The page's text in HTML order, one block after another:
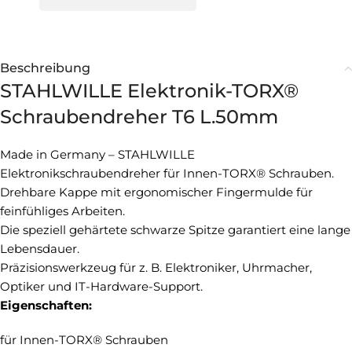
Beschreibung
STAHLWILLE Elektronik-TORX®
Schraubendreher T6 L.50mm
Made in Germany – STAHLWILLE
Elektronikschraubendreher für Innen-TORX® Schrauben.
Drehbare Kappe mit ergonomischer Fingermulde für
feinfühliges Arbeiten.
Die speziell gehärtete schwarze Spitze garantiert eine lange
Lebensdauer.
Präzisionswerkzeug für z. B. Elektroniker, Uhrmacher,
Optiker und IT-Hardware-Support.
Eigenschaften:
für Innen-TORX® Schrauben